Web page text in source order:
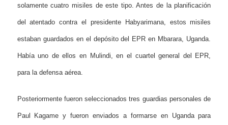
solamente cuatro misiles de este tipo. Antes de la planificación
del atentado contra el presidente Habyarimana, estos misiles
estaban guardados en el depósito del EPR en Mbarara, Uganda.
Había uno de ellos en Mulindi, en el cuartel general del EPR,
para la defensa aérea.
Posteriormente fueron seleccionados tres guardias personales de
Paul Kagame y fueron enviados a formarse en Uganda para